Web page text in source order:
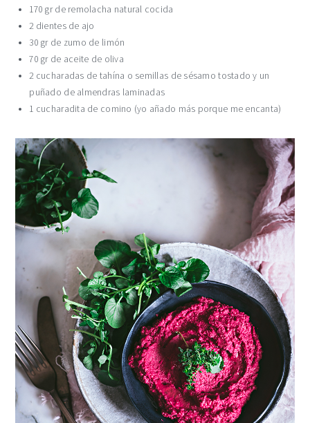
170 gr de remolacha natural cocida
2 dientes de ajo
30 gr de zumo de limón
70 gr de aceite de oliva
2 cucharadas de tahína o semillas de sésamo tostado y un
puñado de almendras laminadas
1 cucharadita de comino (yo añado más porque me encanta)